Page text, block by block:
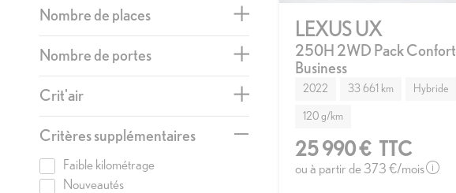
Nombre de places
Nombre de portes
Crit'air
Critères supplémentaires
Faible kilométrage
Nouveautés
LEXUS UX
250H 2WD Pack Confort
Business
2022 33 661 km Hybride
120 g/km
25 990 € TTC
ou à partir de373 €/mois